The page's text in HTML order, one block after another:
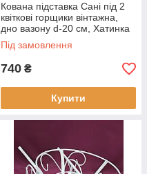
Кована підставка Сані під 2
квіткові горщики вінтажна,
дно вазону d-20 см, Хатинка
Під замовлення
740 ₴
Купити